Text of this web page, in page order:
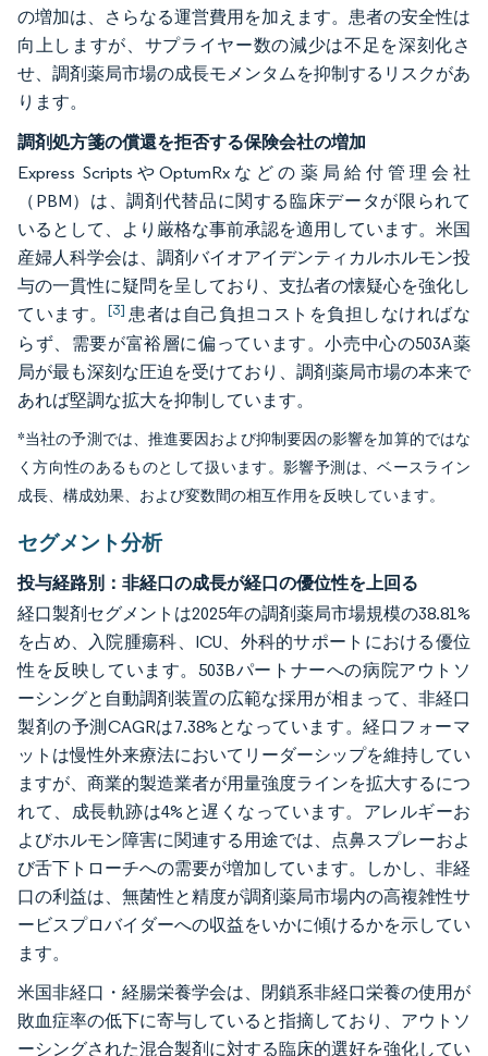
の増加は、さらなる運営費用を加えます。患者の安全性は
向上しますが、サプライヤー数の減少は不足を深刻化さ
せ、調剤薬局市場の成長モメンタムを抑制するリスクがあ
ります。
調剤処方箋の償還を拒否する保険会社の増加
Express ScriptsやOptumRxなどの薬局給付管理会社
（PBM）は、調剤代替品に関する臨床データが限られて
いるとして、より厳格な事前承認を適用しています。米国
産婦人科学会は、調剤バイオアイデンティカルホルモン投
与の一貫性に疑問を呈しており、支払者の懐疑心を強化し
ています。 [3] 患者は自己負担コストを負担しなければな
らず、需要が富裕層に偏っています。小売中心の503A薬
局が最も深刻な圧迫を受けており、調剤薬局市場の本来で
あれば堅調な拡大を抑制しています。
*当社の予測では、推進要因および抑制要因の影響を加算的ではな
く方向性のあるものとして扱います。影響予測は、ベースライン
成長、構成効果、および変数間の相互作用を反映しています。
セグメント分析
投与経路別：非経口の成長が経口の優位性を上回る
経口製剤セグメントは2025年の調剤薬局市場規模の38.81%
を占め、入院腫瘍科、ICU、外科的サポートにおける優位
性を反映しています。503Bパートナーへの病院アウトソ
ーシングと自動調剤装置の広範な採用が相まって、非経口
製剤の予測CAGRは7.38%となっています。経口フォーマ
ットは慢性外来療法においてリーダーシップを維持してい
ますが、商業的製造業者が用量強度ラインを拡大するにつ
れて、成長軌跡は4%と遅くなっています。アレルギーお
よびホルモン障害に関連する用途では、点鼻スプレーおよ
び舌下トローチへの需要が増加しています。しかし、非経
口の利益は、無菌性と精度が調剤薬局市場内の高複雑性サ
ービスプロバイダーへの収益をいかに傾けるかを示してい
ます。
米国非経口・経腸栄養学会は、閉鎖系非経口栄養の使用が
敗血症率の低下に寄与していると指摘しており、アウトソ
ーシングされた混合製剤に対する臨床的選好を強化してい